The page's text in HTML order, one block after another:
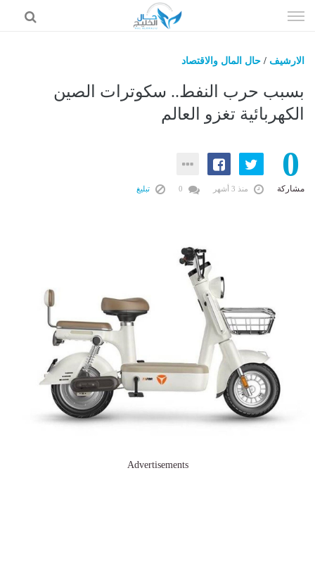
الى
الارشيف / حال المال والاقتصاد
بسبب حرب النفط.. سكوترات الصين
الكهربائية تغزو العالم
0
مشاركة منذ 3 أشهر تبليغ
Advertisements
حال السعودية